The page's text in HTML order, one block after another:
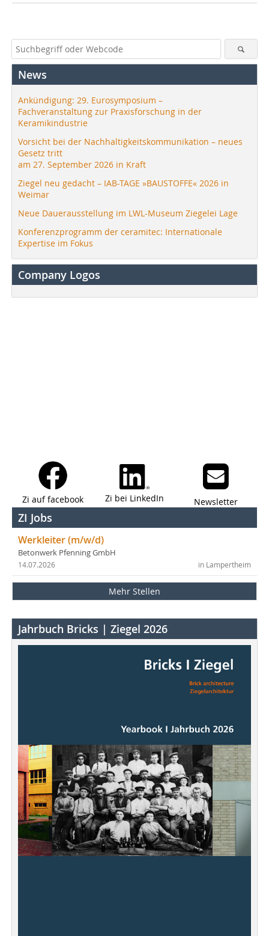
News
Ankündigung: 29. Eurosymposium –
Fachveranstaltung zur Praxisforschung in der
Keramikindustrie
Vorsicht bei der Nachhaltigkeitskommunikation – neues
Gesetz tritt
am 27. September 2026 in Kraft
Ziegel neu gedacht – IAB-TAGE »BAUSTOFFE« 2026 in
Weimar
Neue Dauerausstellung im LWL-Museum Ziegelei Lage
Konferenzprogramm der ceramitec: Internationale
Expertise im Fokus
Company Logos
Zi auf facebook Zi bei LinkedIn Newsletter
ZI Jobs
Werkleiter (m/w/d)
Betonwerk Pfenning GmbH
in Lampertheim
14.07.2026
Mehr Stellen
Jahrbuch Bricks | Ziegel 2026